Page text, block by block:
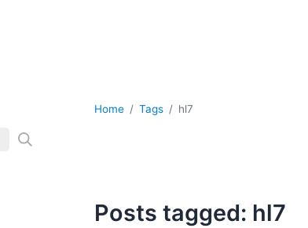
Home Tags hl7
Posts tagged: hl7